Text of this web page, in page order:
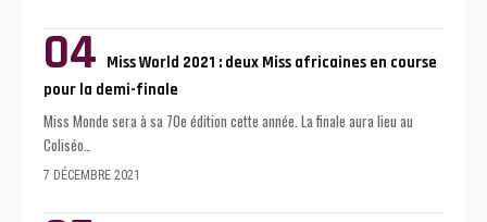
Miss World 2021 : deux Miss africaines en course
pour la demi-finale
Miss Monde sera à sa 70e édition cette année. La finale aura lieu au
Coliséo
7 DÉCEMBRE 2021